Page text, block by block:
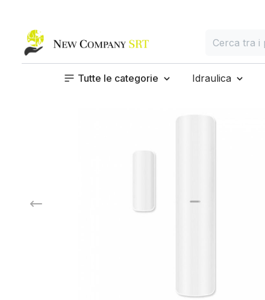
Home page
Tutte le categorie Idraulica